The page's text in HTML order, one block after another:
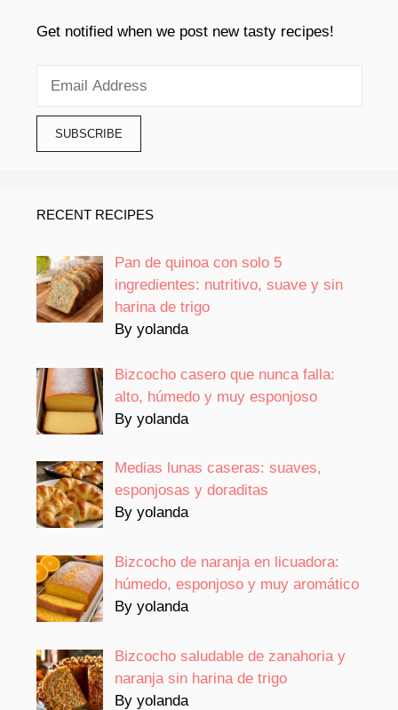
Get notified when we post new tasty recipes!
RECENT RECIPES
Pan de quinoa con solo 5
ingredientes: nutritivo, suave y sin
harina de trigo
By yolanda
Bizcocho casero que nunca falla:
alto, húmedo y muy esponjoso
By yolanda
Medias lunas caseras: suaves,
esponjosas y doraditas
By yolanda
Bizcocho de naranja en licuadora:
húmedo, esponjoso y muy aromático
By yolanda
Bizcocho saludable de zanahoria y
naranja sin harina de trigo
By yolanda